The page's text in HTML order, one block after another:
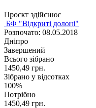
Проєкт здійснює
БФ "Відкриті долоні"
Розпочато: 08.05.2018
Дніпро
Завершений
Всього зібрано
1450,49 грн.
Зібрано у відсотках
100%
Потрібно
1450,49 грн.